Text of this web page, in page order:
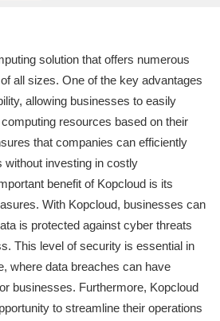
solution that offers numerous
all sizes. One of the key advantages
allowing businesses to easily
resources based on their
that companies can efficiently
without investing in costly
benefit of Kopcloud is its
With Kopcloud, businesses can
is protected against cyber threats
This level of security is essential in
where data breaches can have
businesses. Furthermore, Kopcloud
to streamline their operations